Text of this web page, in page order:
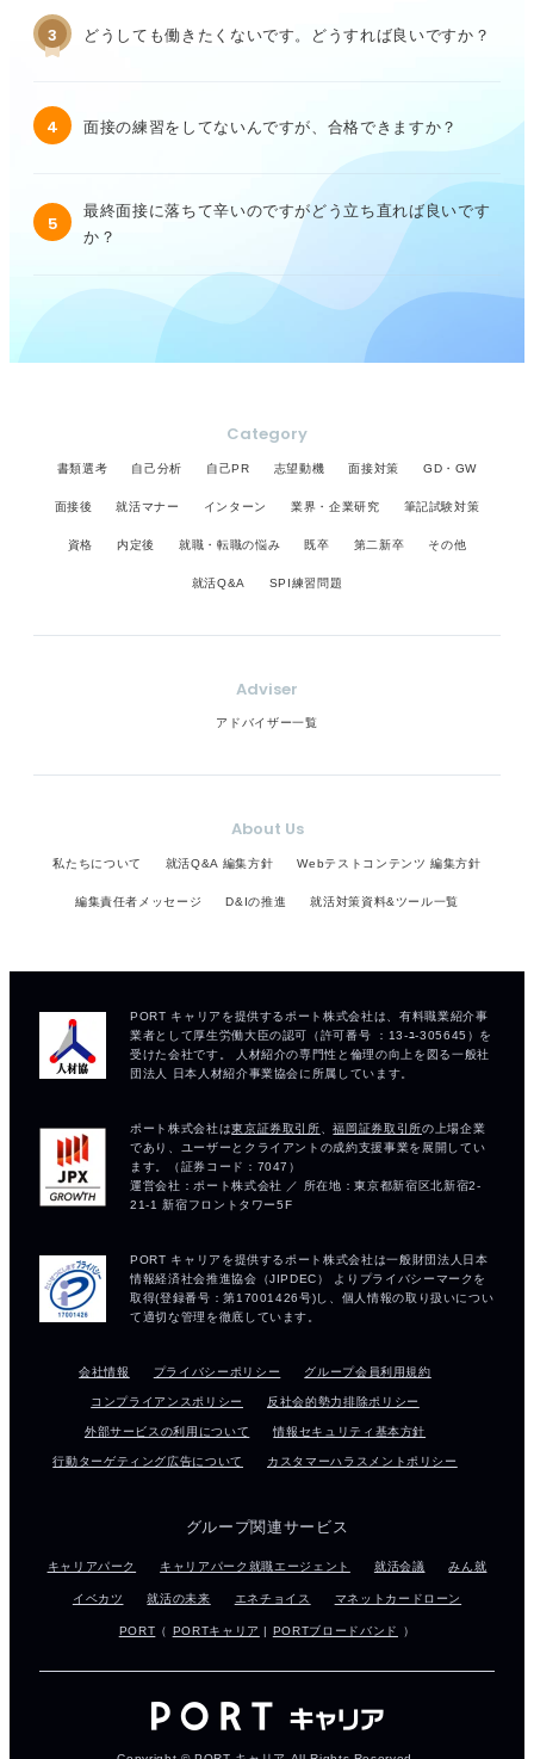
3 どうしても働きたくないです。どうすれば良いですか？
4 面接の練習をしてないんですが、合格できますか？
5
最終面接に落ちて辛いのですがどう立ち直れば良いです
か？
Category
書類選考 自己分析 自己PR 志望動機 面接対策 GD・GW
面接後 就活マナー インターン 業界・企業研究 筆記試験対策
資格 内定後 就職・転職の悩み 既卒 第二新卒 その他
就活Q&A SPI練習問題
Adviser
アドバイザー一覧
About Us
私たちについて 就活Q&A 編集方針 Webテストコンテンツ 編集方針
編集責任者メッセージ D&Iの推進 就活対策資料&ツール一覧
会社情報 プライバシーポリシー グループ会員利用規約
コンプライアンスポリシー 反社会的勢力排除ポリシー
外部サービスの利用について 情報セキュリティ基本方針
行動ターゲティング広告について カスタマーハラスメントポリシー